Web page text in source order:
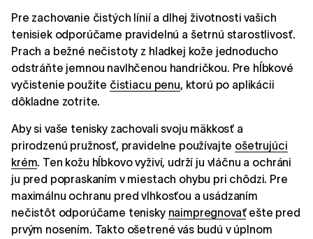
Pre zachovanie čistých línií a dlhej životnosti vašich
tenisiek odporúčame pravidelnú a šetrnú starostlivosť.
Prach a bežné nečistoty z hladkej kože jednoducho
odstráňte jemnou navlhčenou handričkou. Pre hĺbkové
vyčistenie použite čistiacu penu, ktorú po aplikácii
dôkladne zotrite.
Aby si vaše tenisky zachovali svoju mäkkosť a
prirodzenú pružnosť, pravidelne používajte ošetrujúci
krém. Ten kožu hĺbkovo vyživí, udrží ju vláčnu a ochráni
ju pred popraskaním v miestach ohybu pri chôdzi. Pre
maximálnu ochranu pred vlhkosťou a usádzaním
nečistôt odporúčame tenisky naimpregnovaťešte pred
prvým nosením. Takto ošetrené vás budú v úplnom